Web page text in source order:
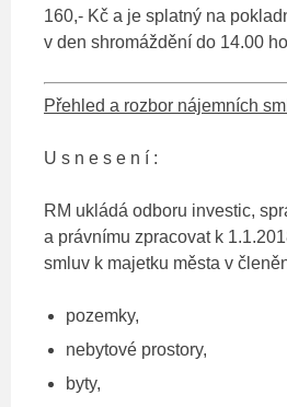
160,- Kč a je splatný na
v den shromáždění do 14.00
Přehled a rozbor nájemních
U s n e s e n í :
RM ukládá odboru investic,
a právnímu zpracovat k
smluv k majetku města v
pozemky,
nebytové prostory,
byty,